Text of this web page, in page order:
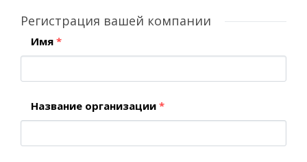
Регистрация вашей компании
Имя *
Название организации *